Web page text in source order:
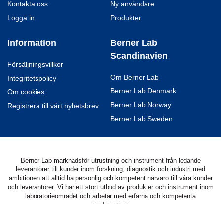
Kontakta oss
Logga in
Ny användare
Produkter
Information
Försäljningsvillkor
Integritetspolicy
Om cookies
Registrera till vårt nyhetsbrev
Berner Lab
Scandinavien
Om Berner Lab
Berner Lab Denmark
Berner Lab Norway
Berner Lab Sweden
Berner Lab marknadsför utrustning och instrument från ledande
leverantörer till kunder inom forskning, diagnostik och industri med
ambitionen att alltid ha personlig och kompetent närvaro till våra kunder
och leverantörer. Vi har ett stort utbud av produkter och instrument inom
laboratorieområdet och arbetar med erfarna och kompetenta